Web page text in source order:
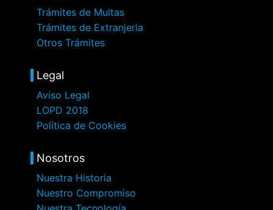
Trámites de Multas
Trámites de Extranjeria
Otros Trámites
Legal
Aviso Legal
LOPD 2018
Política de Cookies
Nosotros
Nuestra Historia
Nuestro Compromiso